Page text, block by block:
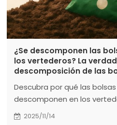
¿Se descomponen las
los vertederos? La
descomposición de las
Descubra por qué las
descomponen en los
condiciones anaeróbicas,
2025/11/14